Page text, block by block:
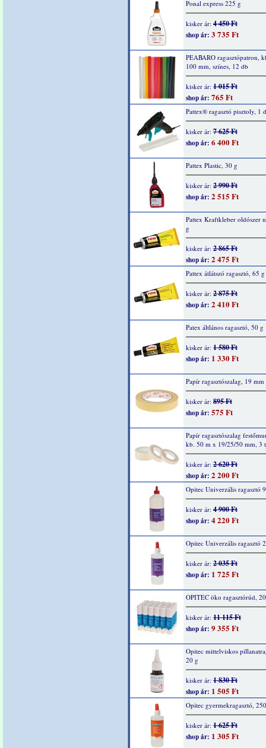
Ponal express 225 g
kisker ár: 4 450 Ft
shop ár: 3 735 Ft
PEABARO ragasztópatron,
100 mm, színes, 12 db
kisker ár: 1 015 Ft
shop ár: 765 Ft
Pattex® ragasztó pisztoly, 1
kisker ár: 7 625 Ft
shop ár: 6 400 Ft
Pattex Plastic, 30 g
kisker ár: 2 990 Ft
shop ár: 2 515 Ft
Pattex Kraftkleber oldószer
g
kisker ár: 2 865 Ft
shop ár: 2 475 Ft
Pattex átlátszó ragasztó, 65 g
kisker ár: 2 875 Ft
shop ár: 2 410 Ft
Patex áltlános ragasztó, 50 g
kisker ár: 1 580 Ft
shop ár: 1 330 Ft
Papír ragasztószalag, 19
kisker ár: 895 Ft
shop ár: 575 Ft
Papír ragasztószalag
kb. 50 m x 19/25/50 mm, 3
kisker ár: 2 620 Ft
shop ár: 2 200 Ft
Opitec Univerzális ragasztó
kisker ár: 4 900 Ft
shop ár: 4 220 Ft
Opitec Univerzális ragasztó
kisker ár: 2 035 Ft
shop ár: 1 725 Ft
OPITEC öko ragasztórúd,
kisker ár: 11 115 Ft
shop ár: 9 355 Ft
Opitec mittelviskos
20 g
kisker ár: 1 830 Ft
shop ár: 1 505 Ft
Opitec gyermekragasztó,
kisker ár: 1 625 Ft
shop ár: 1 305 Ft